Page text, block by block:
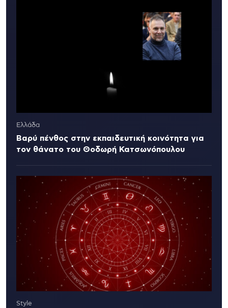
Ελλάδα
Βαρύ πένθος στην εκπαιδευτική κοινότητα για
τον θάνατο του Θοδωρή Κατσωνόπουλου
Style